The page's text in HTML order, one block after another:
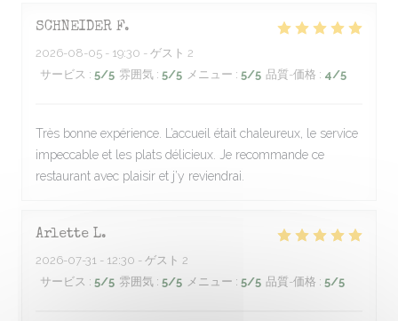
SCHNEIDER F
2026-08-05 - 19:30 - ゲスト 2
サービス : 5/5 雰囲気 : 5/5 メニュー : 5/5 品質-価格 : 4/5
Très bonne expérience. L’accueil était chaleureux, le service
impeccable et les plats délicieux. Je recommande ce
restaurant avec plaisir et j’y reviendrai.
Arlette L
2026-07-31 - 12:30 - ゲスト 2
サービス : 5/5 雰囲気 : 5/5 メニュー : 5/5 品質-価格 : 5/5